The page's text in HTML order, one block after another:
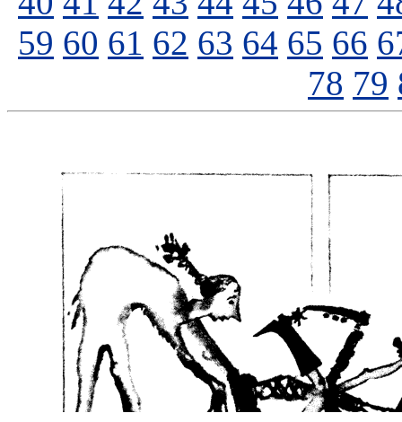
59 60 61 62 63 64 65 66
78 79